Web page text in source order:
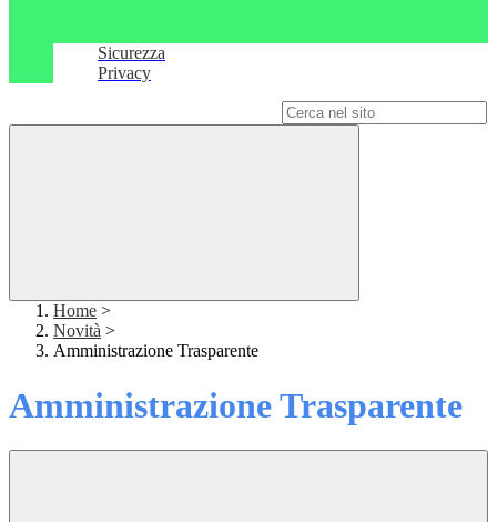
Sicurezza
Privacy
Home >
Novità >
Amministrazione Trasparente
Amministrazione Trasparente